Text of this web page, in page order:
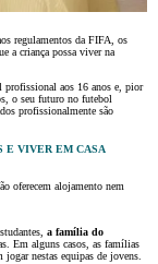
regulamentos da FIFA, os
a criança possa viver na
aos 16 anos e, pior
o seu futuro no futebol
profissionalmente são
E VIVER EM CASA
oferecem alojamento nem
a família do
Em alguns casos, as famílias
jogar nestas equipas de jovens.